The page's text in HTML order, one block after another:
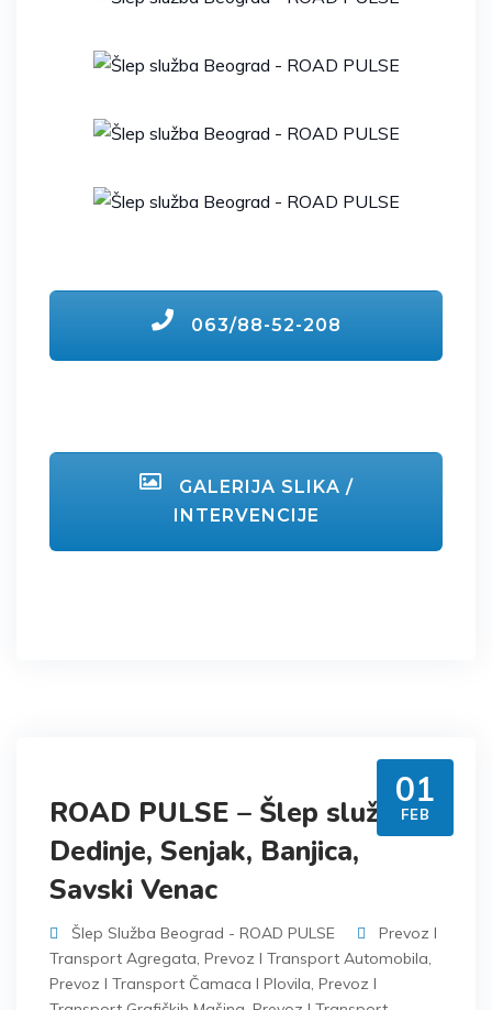
063/88-52-208
GALERIJA SLIKA /
INTERVENCIJE
01
FEB
ROAD PULSE – Šlep služba
Dedinje, Senjak, Banjica,
Savski Venac
Šlep Služba Beograd - ROAD PULSE
Prevoz I
Transport Agregata, Prevoz I Transport Automobila,
Prevoz I Transport Čamaca I Plovila, Prevoz I